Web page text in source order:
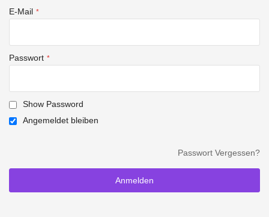
E-Mail
Passwort
Show Password
Angemeldet bleiben
Anmelden
Passwort Vergessen?